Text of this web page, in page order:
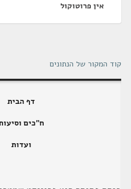
אין פרוטוקול
קוד המקור של הנתונים
דף הבית
ח"כים
ועדות